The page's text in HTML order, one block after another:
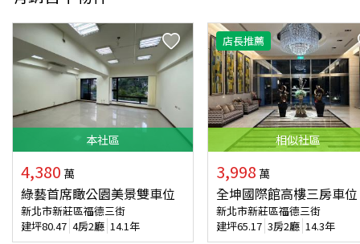
本社區
4,380 萬
綠藝首席瞰公園美景雙車位
新北市新莊區福德三街
建坪80.47 4房2廳 14.1年
店長推薦
相似社區
3,998 萬
全坤國際館高樓三房車位
新北市新莊區福德三街
建坪65.17 3房2廳 14.3年